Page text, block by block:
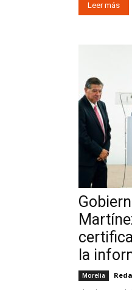
Leer más
la
Morelia